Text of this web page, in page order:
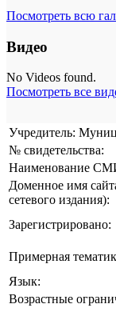
Посмотреть всю
Видео
No Videos found.
Посмотреть все
Учредитель:
№ свидетельства:
Наименование
Доменное имя
сетевого издания):
Зарегистрировано:
Примерная
Язык:
Возрастные